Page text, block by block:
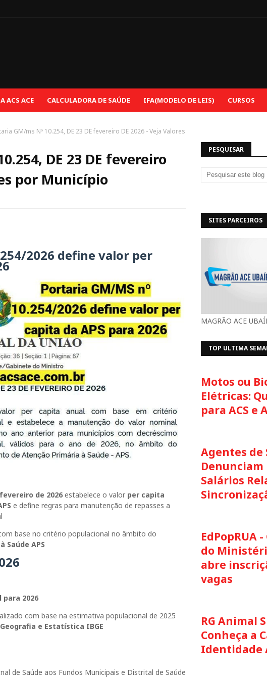
ACS ACE CALCULADORA DE SAÚDE IFA(MODELO DE LEIS) CURSOS
GM/ms Nº 10.254, DE 23 DE fevereiro DE 2026 - Veja Valores
DE 23 DE fevereiro
por Município
2026 define valor per
de 2026 estabelece o valor per capita
e define regras para manutenção de repasses a
base no critério populacional no âmbito do
Saúde APS
para 2026
com base na estimativa populacional de 2025
e Estatística IBGE
de Saúde aos Fundos Municipais e Distrital de Saúde
PESQUISAR
SITES PARCEIROS
MAGRÃO ACE
TOP ULTIMA
Motos ou
Elétricas:
para ACS e
Agentes de
Denunciam
Salários
EdPopRUA
do
abre
vagas
RG Animal
Conheça a
Identidade